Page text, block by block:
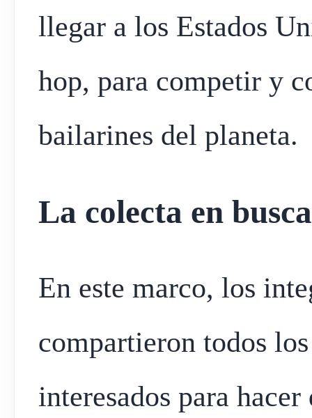
llegar a los Estados
hop, para competir y
bailarines del planeta.
La colecta en
En este marco, los
compartieron todos
interesados para